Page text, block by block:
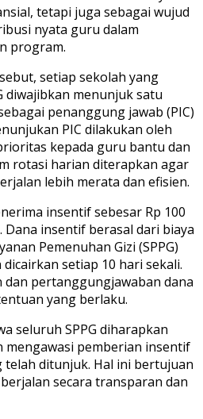
tetapi juga sebagai wujud
nyata guru dalam
program.
setiap sekolah yang
diwajibkan menunjuk satu
penanggung jawab (PIC)
PIC dilakukan oleh
kepada guru bantu dan
rotasi harian diterapkan agar
lebih merata dan efisien.
insentif sebesar Rp 100
insentif berasal dari biaya
Pemenuhan Gizi (SPPG)
setiap 10 hari sekali.
dan pertanggungjawaban dana
yang berlaku.
seluruh SPPG diharapkan
mengawasi pemberian insentif
telah ditunjuk. Hal ini bertujuan
secara transparan dan